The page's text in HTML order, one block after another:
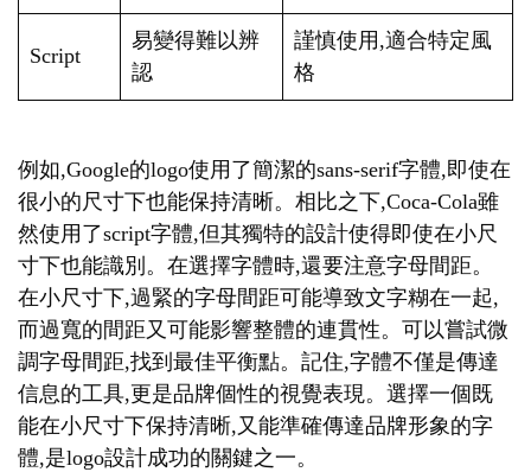
Script
易變得難以辨
認
謹慎使用,適合特定風
格
例如,Google的logo使用了簡潔的sans-serif字體,即使在
很小的尺寸下也能保持清晰。相比之下,Coca-Cola雖
然使用了script字體,但其獨特的設計使得即使在小尺
寸下也能識別。在選擇字體時,還要注意字母間距。
在小尺寸下,過緊的字母間距可能導致文字糊在一起,
而過寬的間距又可能影響整體的連貫性。可以嘗試微
調字母間距,找到最佳平衡點。記住,字體不僅是傳達
信息的工具,更是品牌個性的視覺表現。選擇一個既
能在小尺寸下保持清晰,又能準確傳達品牌形象的字
體,是logo設計成功的關鍵之一。